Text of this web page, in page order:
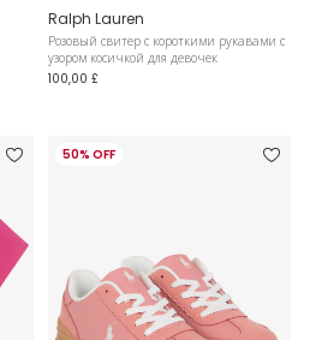
Ralph Lauren
Розовый свитер с короткими рукавами с
узором косичкой для девочек
100,00 £
50% OFF